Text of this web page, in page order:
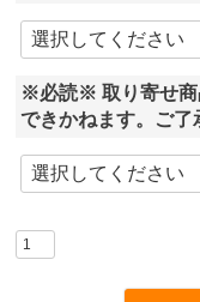
※必読※ 取り寄せ商
できかねます。ご